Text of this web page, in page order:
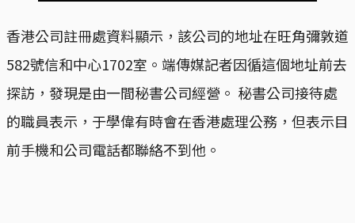
香港公司註冊處資料顯示，該公司的地址在旺角彌敦道
582號信和中心1702室。端傳媒記者因循這個地址前去
探訪，發現是由一間秘書公司經營。 秘書公司接待處
的職員表示，于學偉有時會在香港處理公務，但表示目
前手機和公司電話都聯絡不到他。